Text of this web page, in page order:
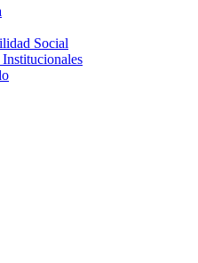
Social